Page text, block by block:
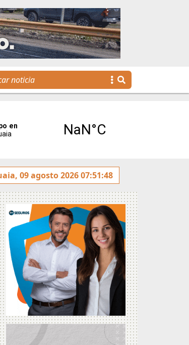
La voz de Tolhuin llegó al Congreso
09 agosto 2026 07:51:48